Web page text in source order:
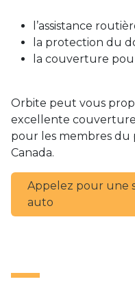
l’assistance
la protection du
la couverture
Orbite peut vous
excellente couverture
pour les membres du
Canada.
Appelez pour une
auto